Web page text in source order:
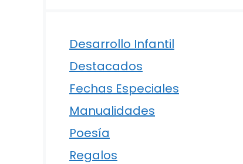
Desarrollo Infantil
Destacados
Fechas Especiales
Manualidades
Poesía
Regalos